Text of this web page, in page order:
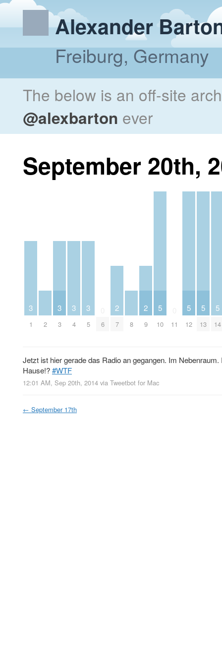
Alexander
Freiburg, Germany
The below is an off-site
@alexbarton ever
September 20th,
3
1 2
3
3
3
4
3
5 6
2
7 8
2
9
5
10 11
5
12
5
13
5
14
Jetzt ist hier gerade das Radio an gegangen. Im
Hause!?#WTF
12:01 AM, Sep 20th, 2014 via Tweetbot for Mac
← September 17th